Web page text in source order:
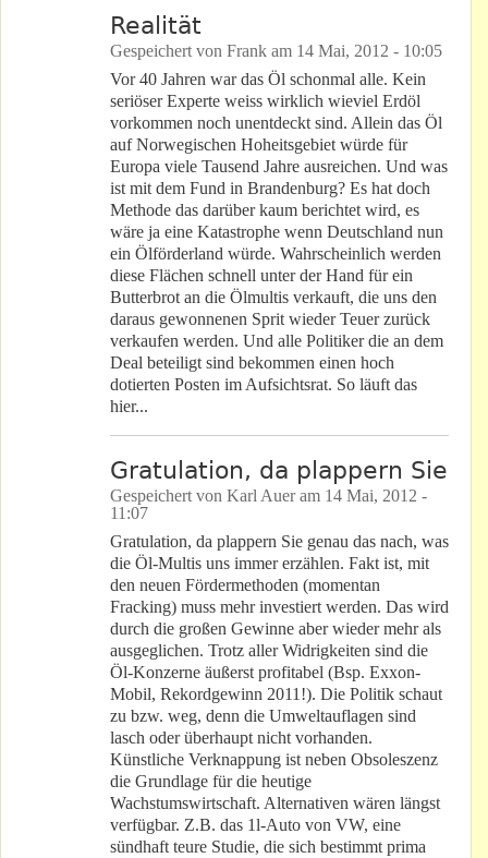
Realität
Gespeichert von Frank am 14 Mai, 2012 - 10:05
Vor 40 Jahren war das Öl schonmal alle. Kein
seriöser Experte weiss wirklich wieviel Erdöl
vorkommen noch unentdeckt sind. Allein das Öl
auf Norwegischen Hoheitsgebiet würde für
Europa viele Tausend Jahre ausreichen. Und was
ist mit dem Fund in Brandenburg? Es hat doch
Methode das darüber kaum berichtet wird, es
wäre ja eine Katastrophe wenn Deutschland nun
ein Ölförderland würde. Wahrscheinlich werden
diese Flächen schnell unter der Hand für ein
Butterbrot an die Ölmultis verkauft, die uns den
daraus gewonnenen Sprit wieder Teuer zurück
verkaufen werden. Und alle Politiker die an dem
Deal beteiligt sind bekommen einen hoch
dotierten Posten im Aufsichtsrat. So läuft das
hier...
Gratulation, da plappern Sie
Gespeichert von Karl Aueram 14 Mai, 2012 -
11:07
Gratulation, da plappern Sie genau das nach, was
die Öl-Multis uns immer erzählen. Fakt ist, mit
den neuen Fördermethoden (momentan
Fracking) muss mehr investiert werden. Das wird
durch die großen Gewinne aber wieder mehr als
ausgeglichen. Trotz aller Widrigkeiten sind die
Öl-Konzerne äußerst profitabel (Bsp. Exxon-
Mobil, Rekordgewinn 2011!). Die Politik schaut
zu bzw. weg, denn die Umweltauflagen sind
lasch oder überhaupt nicht vorhanden.
Künstliche Verknappung ist neben Obsoleszenz
die Grundlage für die heutige
Wachstumswirtschaft. Alternativen wären längst
verfügbar. Z.B. das 1l-Auto von VW, eine
sündhaft teure Studie, die sich bestimmt prima